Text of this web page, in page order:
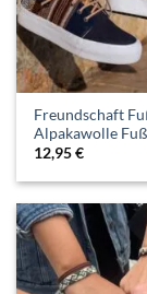
Freundschaft
Alpakawolle
12,95€